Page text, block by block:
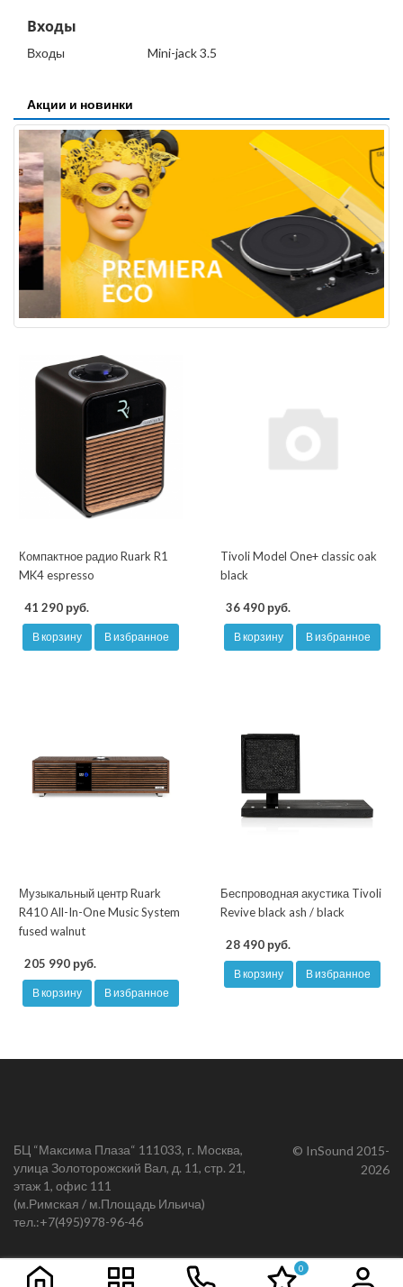
Входы
Входы Mini-jack 3.5
Акции и новинки
Компактное радио Ruark R1
MK4 espresso
41 290 руб.
В корзину В избранное
Tivoli Model One+ classic oak
black
36 490 руб.
В корзину В избранное
Музыкальный центр Ruark
R410 All-In-One Music System
fused walnut
205 990 руб.
В корзину В избранное
Беспроводная акустика Tivoli
Revive black ash / black
28 490 руб.
В корзину В избранное
БЦ “Максима Плаза“ 111033, г. Москва,
улица Золоторожский Вал, д. 11, стр. 21,
этаж 1, офис 111
(м.Римская / м.Площадь Ильича)
тел.:+7(495)978-96-46
© InSound 2015-
2026
0